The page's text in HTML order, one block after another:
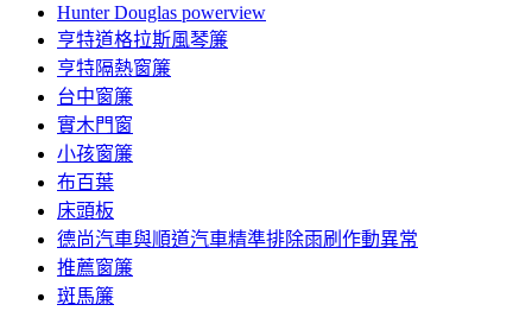
內
容
Hunter Douglas powerview
亨特道格拉斯風琴簾
亨特隔熱窗簾
台中窗簾
實木門窗
小孩窗簾
布百葉
床頭板
德尚汽車與順道汽車精準排除雨刷作動異常
推薦窗簾
斑馬簾